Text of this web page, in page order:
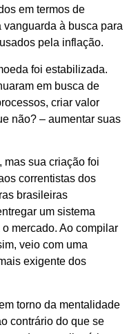
em termos de
à busca para
pela inflação.
foi estabilizada.
em busca de
criar valor
não? – aumentar suas
mas sua criação foi
correntistas dos
brasileiras
um sistema
mercado. Ao compilar
veio com uma
exigente dos
torno da mentalidade
contrário do que se